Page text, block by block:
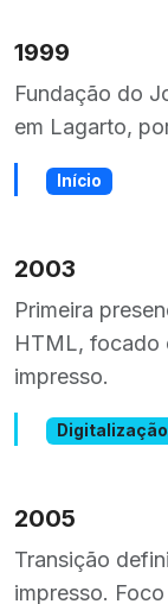
1999
Fundação do
em Lagarto,
Início
2003
Primeira
HTML, focado
impresso.
Digitalização
2005
Transição
impresso.